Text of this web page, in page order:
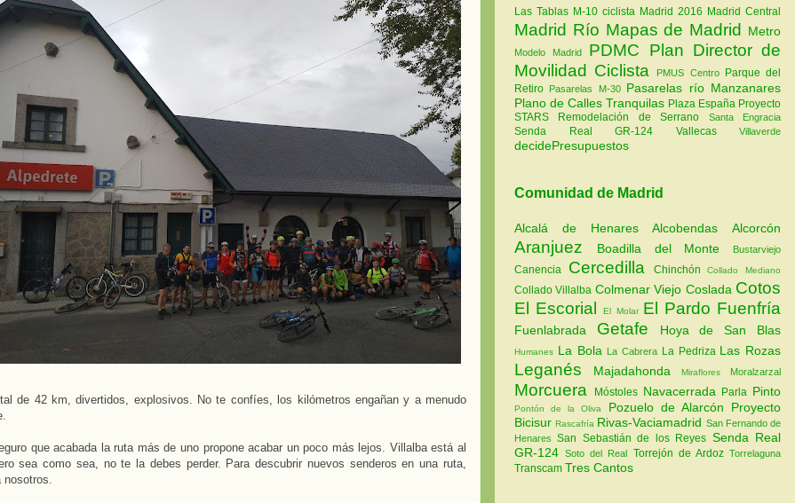
de 42 km, divertidos, explosivos. No te confíes, los kilómetros engañan y a menudo
que acabada la ruta más de uno propone acabar un poco más lejos. Villalba está al
sea como sea, no te la debes perder. Para descubrir nuevos senderos en una ruta,
nosotros.
Las Tablas M-10 ciclista Madrid 2016 Madrid Central
Madrid Río Mapas de Madrid Metro
Modelo Madrid PDMC Plan Director de
Movilidad Ciclista
PMUS Centro Parque del
Retiro Pasarelas M-30 Pasarelas río Manzanares
Plano de Calles Tranquilas Plaza España Proyecto
STARS Remodelación de Serrano Santa Engracia
Senda Real GR-124 Vallecas Villaverde
decidePresupuestos
Comunidad de Madrid
Alcalá de HenaresAlcobendas Alcorcón
Aranjuez Boadilla del Monte Bustarviejo
Canencia Cercedilla ChinchónCollado Mediano
Collado Villalba Colmenar Viejo Coslada Cotos
El EscorialEl Molar El Pardo Fuenfría
Fuenlabrada Getafe Hoya de San Blas
Humanes La Bola La Cabrera La Pedriza Las Rozas
Leganés Majadahonda Miraflores Moralzarzal
Morcuera Móstoles Navacerrada Parla Pinto
Pontón de la Oliva Pozuelo de Alarcón Proyecto
BicisurRascafría Rivas-Vaciamadrid San Fernando de
HenaresSan Sebastián de los Reyes Senda Real
GR-124Soto del Real Torrejón de ArdozTorrelaguna
Transcam Tres Cantos